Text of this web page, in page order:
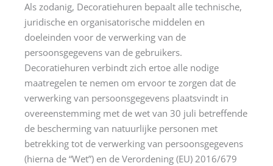
Als zodanig, Decoratiehuren bepaalt alle technische,
juridische en organisatorische middelen en
doeleinden voor de verwerking van de
persoonsgegevens van de gebruikers.
Decoratiehuren verbindt zich ertoe alle nodige
maatregelen te nemen om ervoor te zorgen dat de
verwerking van persoonsgegevens plaatsvindt in
overeenstemming met de wet van 30 juli betreffende
de bescherming van natuurlijke personen met
betrekking tot de verwerking van persoonsgegevens
(hierna de “Wet”) en de Verordening (EU) 2016/679